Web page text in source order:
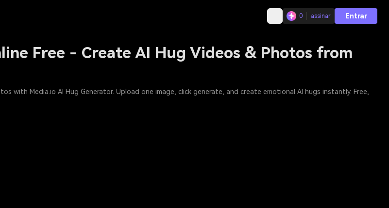
0 assinar Entrar
Free - Create AI Hug Videos & Photos from
with Media.io AI Hug Generator. Upload one image, click generate, and create emotional AI hugs instantly. Free,